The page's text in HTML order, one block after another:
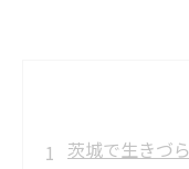
茨城で生きづ